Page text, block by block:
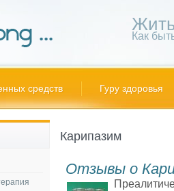
Как
средств Гуру здоровья
Карипазим
Отзывы о